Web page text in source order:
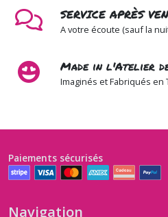
SERVICE APRÈS
A votre écoute (sauf la
Made in l'Atelier
Imaginés et Fabriqués en
Paiements sécurisés
Navigation